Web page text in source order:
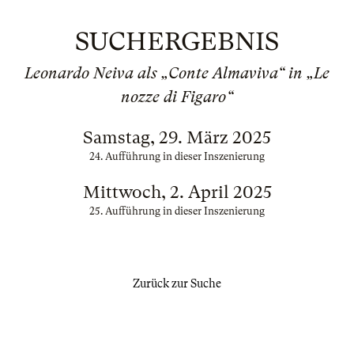
SUCHERGEBNIS
Leonardo Neiva als „Conte Almaviva“ in „Le
nozze di Figaro“
Samstag, 29. März 2025
24. Aufführung in dieser Inszenierung
Mittwoch, 2. April 2025
25. Aufführung in dieser Inszenierung
Zurück zur Suche